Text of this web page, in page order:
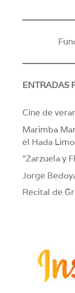
ENTRADAS
Cine de
Marimba
el Hada
“Zarzuela y
Jorge
Recital de